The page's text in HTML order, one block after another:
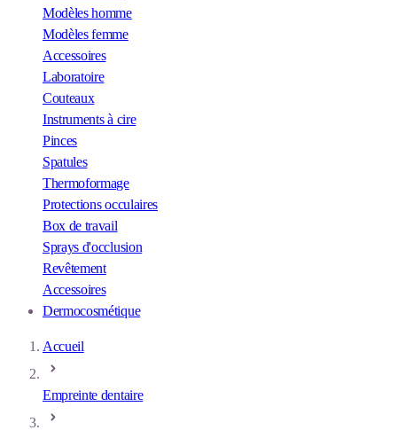
Modèles homme
Modèles femme
Accessoires
Laboratoire
Couteaux
Instruments à cire
Pinces
Spatules
Thermoformage
Protections occulaires
Box de travail
Sprays d'occlusion
Revêtement
Accessoires
Dermocosmétique
Accueil
Empreinte dentaire